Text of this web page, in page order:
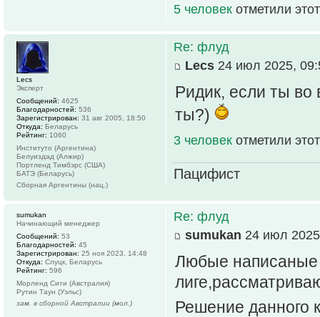
5 человек отметили
Re: флуд
Lecs 24 июл 2025,
Ридик, если ты во
ты?)
3 человек отметили
Пацифист
Lecs
Эксперт
Сообщений: 4625
Благодарностей: 536
Зарегистрирован: 31 авг 2005, 18:50
Откуда: Беларусь
Рейтинг: 1060
Институто (Аргентина)
Белуиздад (Алжир)
Портленд Тимбэрс (США)
БАТЭ (Беларусь)
Сборная Аргентины (нац.)
Re: флуд
sumukan 24 июл
Любые написаные
Решение данного
sumukan
Начинающий менеджер
Сообщений: 53
Благодарностей: 45
Зарегистрирован: 25 ноя 2023, 14:48
Откуда: Слуцк, Беларусь
Рейтинг: 596
Морленд Сити (Австралия)
Рутин Таун (Уэльс)
зам. в сборной Австралии (мол.)